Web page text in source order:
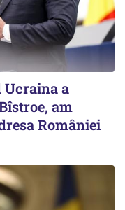
Ucraina a
am
României